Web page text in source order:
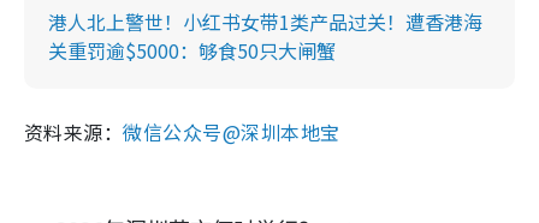
港人北上警世！小红书女带1类产品过关！遭香港海
关重罚逾$5000：够食50只大闸蟹
资料来源：微信公众号@深圳本地宝